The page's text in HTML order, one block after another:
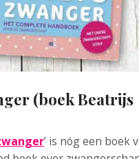
(boek Beatrijs
’ is nóg een boek